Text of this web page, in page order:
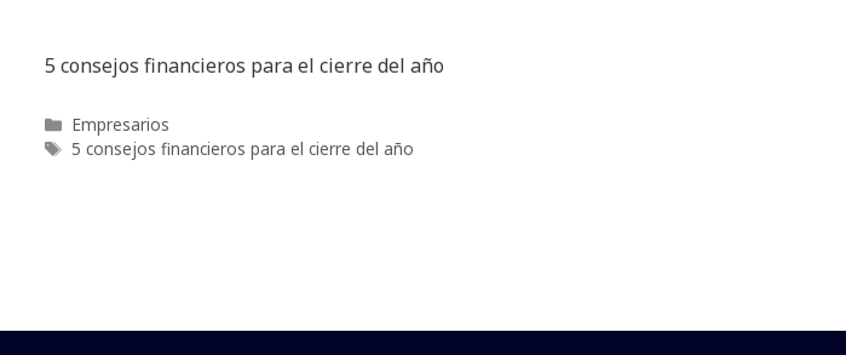
5 consejos financieros para el cierre del año
Categorías
Empresarios
Etiquetas
5 consejos financieros para el cierre del año